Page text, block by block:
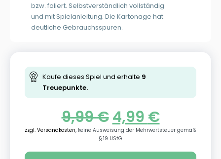
bzw. foliert. Selbstverständlich vollständig
und mit Spielanleitung. Die Kartonage hat
deutliche Gebrauchsspuren.
Kaufe dieses Spiel und erhalte 9
Treuepunkte.
9,99€ 4,99 €
zzgl. Versandkosten, keine Ausweisung der Mehrwertsteuer gemäß
§ 19 UStG